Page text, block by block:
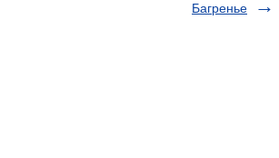
Багренье